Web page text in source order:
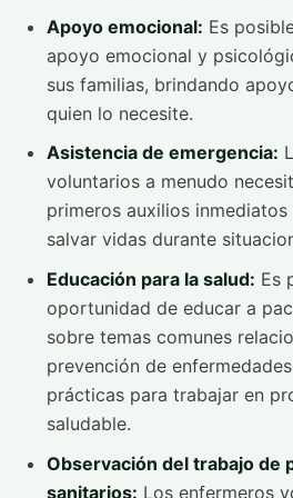
Apoyo emocional: Es
apoyo emocional y
sus familias, brindando
quien lo necesite.
Asistencia de emergencia:
voluntarios a menudo
primeros auxilios
salvar vidas durante
Educación para la salud: Es
oportunidad de educar a
sobre temas comunes
prevención de
prácticas para trabajar en
saludable.
Observación del trabajo de
sanitarios: Los enfermeros